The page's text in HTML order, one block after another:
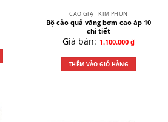
CAO GIẬT KIM PHUN
Bộ cảo quả văng bơm cao áp 10
chi tiết
Giá bán: 1.100.000 ₫
THÊM VÀO GIỎ HÀNG